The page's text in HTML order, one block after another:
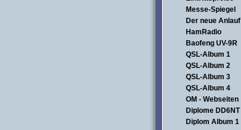
Messe-Spiegel
Der neue Anlauf
HamRadio
Baofeng UV-9R
QSL-Album 1
QSL-Album 2
QSL-Album 3
QSL-Album 4
OM - Webseiten
Diplome DD6NT
Diplom Album 1